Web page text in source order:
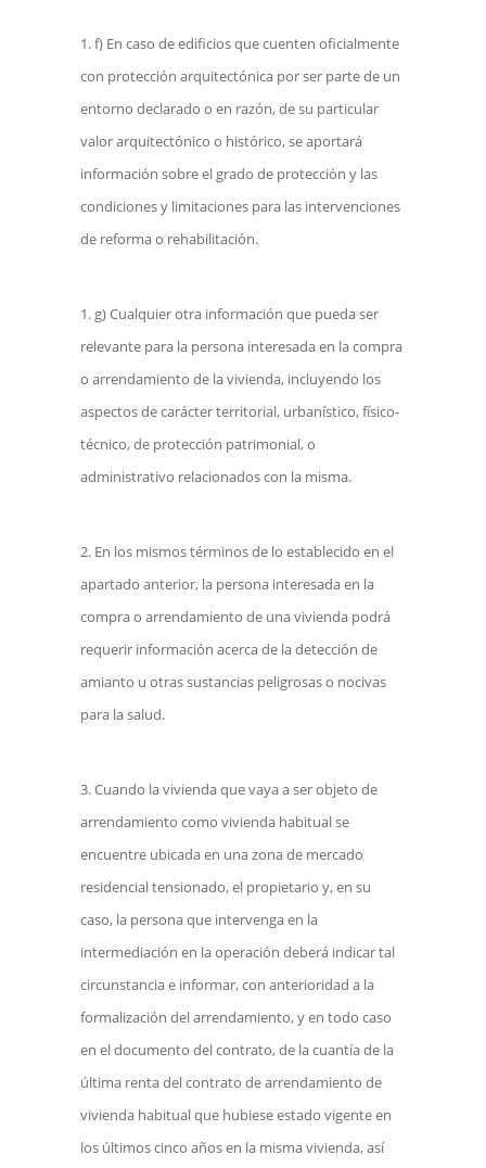
f) En caso de edificios que cuenten oficialmente
con protección arquitectónica por ser parte de un
entorno declarado o en razón, de su particular
valor arquitectónico o histórico, se aportará
información sobre el grado de protección y las
condiciones y limitaciones para las intervenciones
de reforma o rehabilitación.
g) Cualquier otra información que pueda ser
relevante para la persona interesada en la compra
o arrendamiento de la vivienda, incluyendo los
aspectos de carácter territorial, urbanístico, físico-
técnico, de protección patrimonial, o
administrativo relacionados con la misma.
En los mismos términos de lo establecido en el
apartado anterior, la persona interesada en la
compra o arrendamiento de una vivienda podrá
requerir información acerca de la detección de
amianto u otras sustancias peligrosas o nocivas
para la salud.
Cuando la vivienda que vaya a ser objeto de
arrendamiento como vivienda habitual se
encuentre ubicada en una zona de mercado
residencial tensionado, el propietario y, en su
caso, la persona que intervenga en la
intermediación en la operación deberá indicar tal
circunstancia e informar, con anterioridad a la
formalización del arrendamiento, y en todo caso
en el documento del contrato, de la cuantía de la
última renta del contrato de arrendamiento de
vivienda habitual que hubiese estado vigente en
los últimos cinco años en la misma vivienda, así